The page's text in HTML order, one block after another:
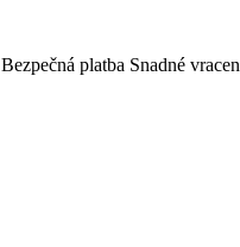
Bezpečná platba Snadné